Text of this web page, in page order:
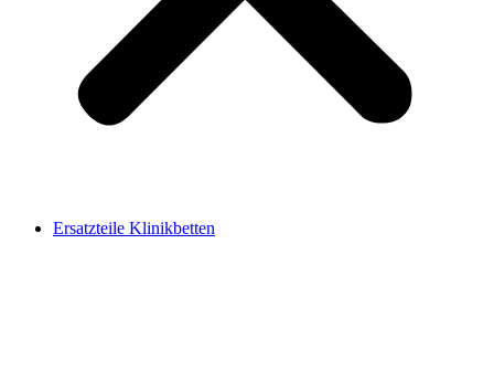
Ersatzteile Klinikbetten